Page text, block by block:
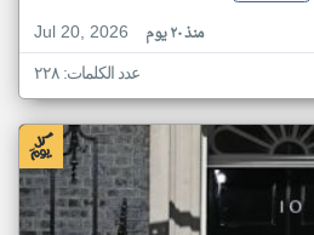
Jul 20, 2026
منذ ٢٠ يوم
عدد الكلمات: ٢٢٨